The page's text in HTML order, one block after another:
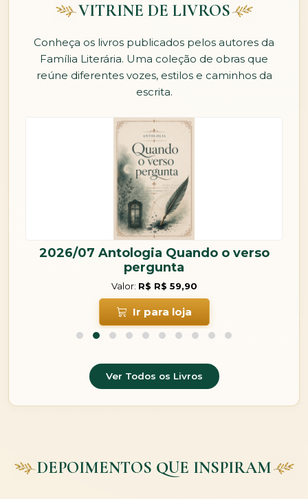
VITRINE DE LIVROS
Conheça os livros publicados pelos autores da
Família Literária. Uma coleção de obras que
reúne diferentes vozes, estilos e caminhos da
escrita.
2026/06 Antologia Versos de raiz e
chão
Valor: R$ R$ 59,90
Ir para loja
Ver Todos os Livros
DEPOIMENTOS QUE INSPIRAM